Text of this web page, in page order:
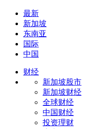
最新
新加坡
东南亚
国际
中国
财经
新加坡股市
新加坡财经
全球财经
中国财经
投资理财